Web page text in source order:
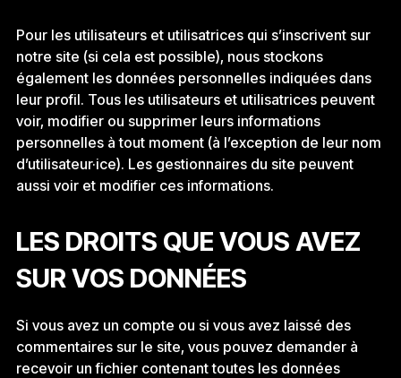
Pour les utilisateurs et utilisatrices qui s’inscrivent sur
notre site (si cela est possible), nous stockons
également les données personnelles indiquées dans
leur profil. Tous les utilisateurs et utilisatrices peuvent
voir, modifier ou supprimer leurs informations
personnelles à tout moment (à l’exception de leur nom
d’utilisateur·ice). Les gestionnaires du site peuvent
aussi voir et modifier ces informations.
LES DROITS QUE VOUS AVEZ
SUR VOS DONNÉES
Si vous avez un compte ou si vous avez laissé des
commentaires sur le site, vous pouvez demander à
recevoir un fichier contenant toutes les données